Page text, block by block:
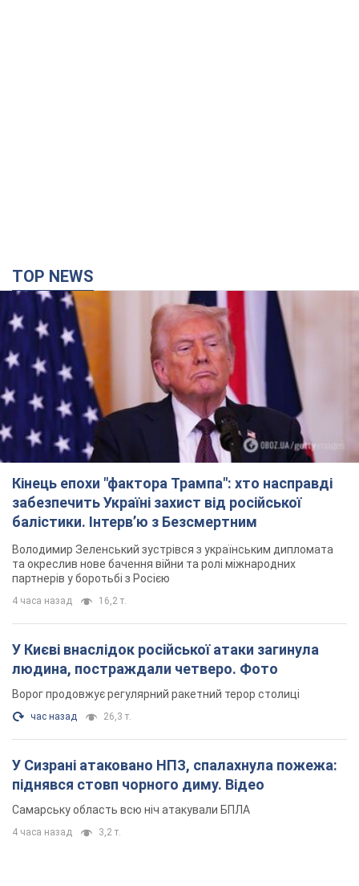
TOP NEWS
Кінець епохи "фактора Трампа": хто насправді
забезпечить Україні захист від російської
балістики. Інтерв’ю з Безсмертним
Володимир Зеленський зустрівся з українським дипломата
та окреслив нове бачення війни та ролі міжнародних
партнерів у боротьбі з Росією
4 часа назад 16,2 т.
У Києві внаслідок російської атаки загинула
людина, постраждали четверо. Фото
Ворог продовжує регулярний ракетний терор столиці
час назад 26,3 т.
У Сизрані атаковано НПЗ, спалахнула пожежа:
піднявся стовп чорного диму. Відео
Самарську область всю ніч атакували БПЛА
4 часа назад 3,2 т.